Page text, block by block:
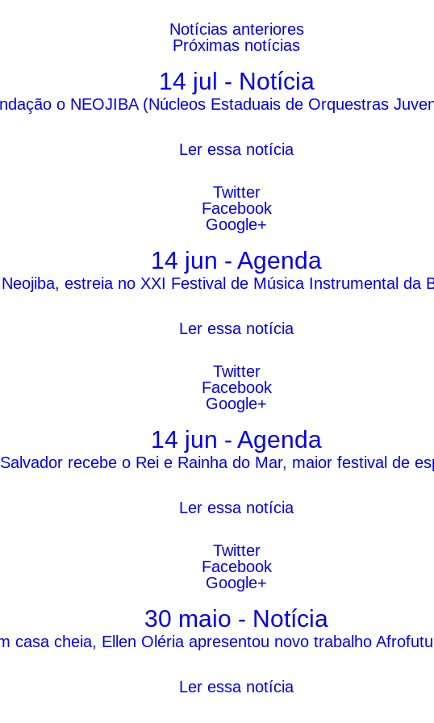
Notícias anteriores
Próximas notícias
14 jul - Notícia
o NEOJIBA (Núcleos Estaduais de Orquestras
Ler essa notícia
Twitter
Facebook
Google+
14 jun - Agenda
estreia no XXI Festival de Música Instrumental da
Ler essa notícia
Twitter
Facebook
Google+
14 jun - Agenda
recebe o Rei e Rainha do Mar, maior festival de
Ler essa notícia
Twitter
Facebook
Google+
30 maio - Notícia
casa cheia, Ellen Oléria apresentou novo trabalho
Ler essa notícia